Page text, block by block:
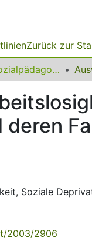
Zurück zur
Institut für Sozialpädagogik, Erwachsenenbildung und Pädagogik der frühen Kindheit
, Soziale
2003/2906